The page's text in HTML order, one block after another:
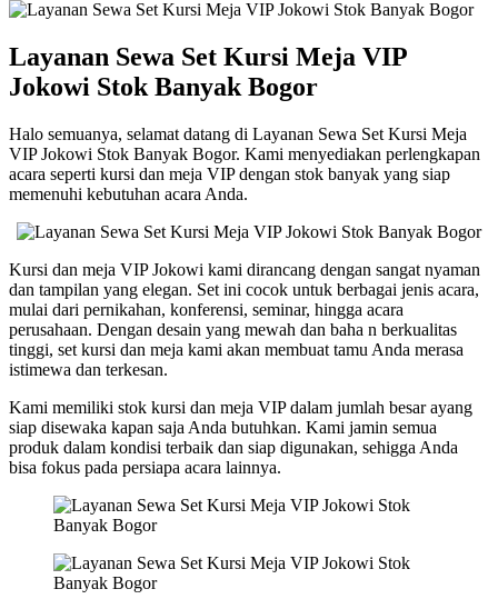
Layanan Sewa Set Kursi Meja VIP
Jokowi Stok Banyak Bogor
Halo semuanya, selamat datang di Layanan Sewa Set Kursi Meja
VIP Jokowi Stok Banyak Bogor. Kami menyediakan perlengkapan
acara seperti kursi dan meja VIP dengan stok banyak yang siap
memenuhi kebutuhan acara Anda.
Kursi dan meja VIP Jokowi kami dirancang dengan sangat nyaman
dan tampilan yang elegan. Set ini cocok untuk berbagai jenis acara,
mulai dari pernikahan, konferensi, seminar, hingga acara
perusahaan. Dengan desain yang mewah dan baha n berkualitas
tinggi, set kursi dan meja kami akan membuat tamu Anda merasa
istimewa dan terkesan.
Kami memiliki stok kursi dan meja VIP dalam jumlah besar ayang
siap disewaka kapan saja Anda butuhkan. Kami jamin semua
produk dalam kondisi terbaik dan siap digunakan, sehigga Anda
bisa fokus pada persiapa acara lainnya.